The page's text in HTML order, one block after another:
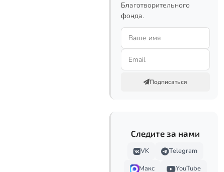
Благотворительного
фонда.
Подписаться
Следите за нами
VK
Telegram
Макс
YouTube